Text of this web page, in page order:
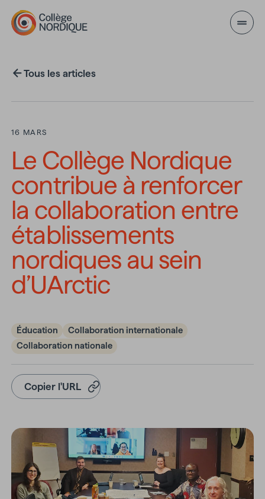
Aller au contenu principal
Tous les articles
16 MARS
Le Collège Nordique
contribue à renforcer
la collaboration entre
établissements
nordiques au sein
d’UArctic
Éducation
Collaboration internationale
Collaboration nationale
Copier l'URL